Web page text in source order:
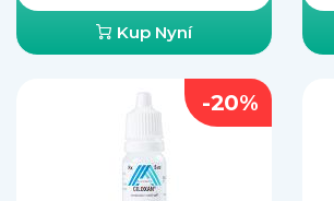
Kup Nyní
-20%